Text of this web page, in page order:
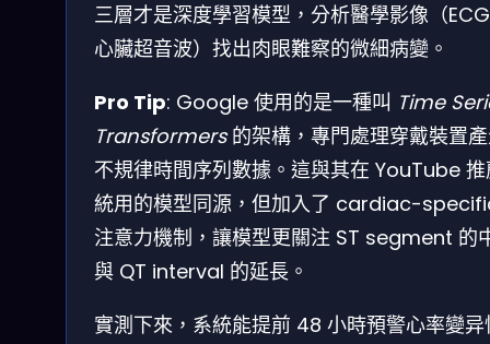
三層才是深度學習模型，分析醫學影像（
心臟超音波）找出肉眼難察的微細病變。
Pro Tip: Google 使用的是一種叫 Time
Transformers的架構，專門處理穿戴裝置
不規律時間序列數據。這與其在 YouTube
統用的模型同源，但加入了 cardiac-
注意力機制，讓模型更關注 ST segment 的
與 QT interval 的延長。
實測下來，系統能提前 48 小時預警心率變异